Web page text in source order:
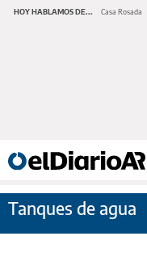
HOY HABLAMOS DE... Casa Rosada
Tanques de agua